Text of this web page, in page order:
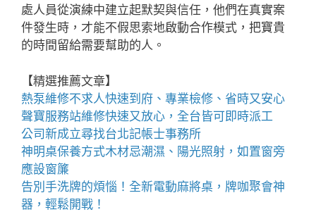
處人員從演練中建立起默契與信任，他們在真實案
件發生時，才能不假思索地啟動合作模式，把寶貴
的時間留給需要幫助的人。
【精選推薦文章】
熱泵維修不求人快速到府、專業檢修、省時又安心
聲寶服務站維修快速又放心，全台皆可即時派工
公司新成立尋找台北記帳士事務所
神明桌保養方式木材忌潮濕、陽光照射，如置窗旁
應設窗簾
告別手洗牌的煩惱！全新電動麻將桌 ，牌咖聚會神
器，輕鬆開戰！